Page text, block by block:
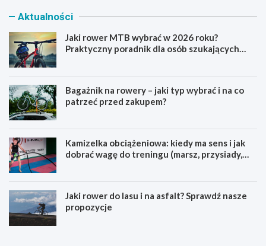
Aktualności
Jaki rower MTB wybrać w 2026 roku?
Praktyczny poradnik dla osób szukających
Bagażnik na rowery – jaki typ wybrać i na co
patrzeć przed zakupem?
Kamizelka obciążeniowa: kiedy ma sens i jak
dobrać wagę do treningu (marsz, przysiady,
Jaki rower do lasu i na asfalt? Sprawdź nasze
propozycje
J
B